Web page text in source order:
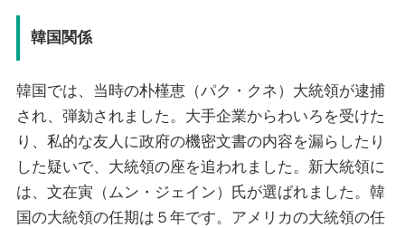
韓国関係
韓国では、当時の朴槿恵（パク・クネ）大統領が逮捕
され、弾劾されました。大手企業からわいろを受けた
り、私的な友人に政府の機密文書の内容を漏らしたり
した疑いで、大統領の座を追われました。新大統領に
は、文在寅（ムン・ジェイン）氏が選ばれました。韓
国の大統領の任期は５年です。アメリカの大統領の任